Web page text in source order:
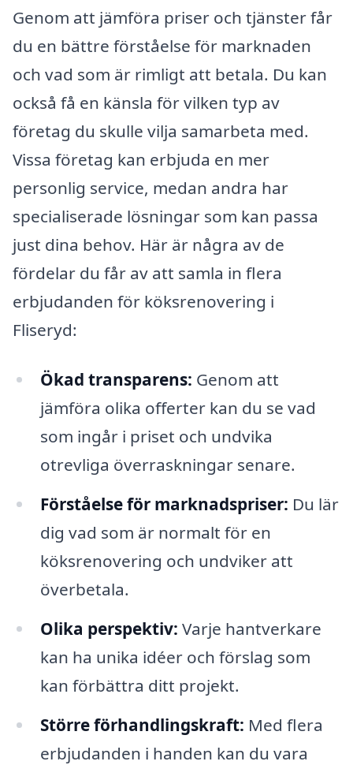
Genom att jämföra priser och tjänster får
du en bättre förståelse för marknaden
och vad som är rimligt att betala. Du kan
också få en känsla för vilken typ av
företag du skulle vilja samarbeta med.
Vissa företag kan erbjuda en mer
personlig service, medan andra har
specialiserade lösningar som kan passa
just dina behov. Här är några av de
fördelar du får av att samla in flera
erbjudanden för köksrenovering i
Fliseryd:
Ökad transparens: Genom att
jämföra olika offerter kan du se vad
som ingår i priset och undvika
otrevliga överraskningar senare.
Förståelse för marknadspriser: Du lär
dig vad som är normalt för en
köksrenovering och undviker att
överbetala.
Olika perspektiv: Varje hantverkare
kan ha unika idéer och förslag som
kan förbättra ditt projekt.
Större förhandlingskraft: Med flera
erbjudanden i handen kan du vara